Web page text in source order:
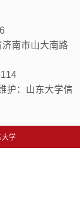
南市山大南路
护：山东大学信
大学